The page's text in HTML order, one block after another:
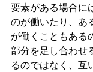
要素がある場合に
のが働いたり、あ
が働くこともある
部分を足し合わせ
るのではなく、互